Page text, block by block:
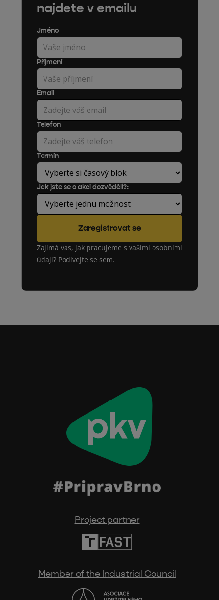
najdete v emailu
Jméno
Příjmení
Email
Telefon
Termín
Jak jste se o akci dozvěděli?:
Zajímá vás, jak pracujeme s vašimi osobními
údaji? Podívejte se sem.
Project partner
Member of the Industrial Council